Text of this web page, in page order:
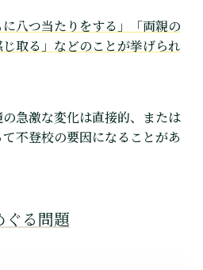
に八つ当たりをする」「両親の
取る」などのことが挙げられ
急激な変化は直接的、または
不登校の要因になることがあ
る問題